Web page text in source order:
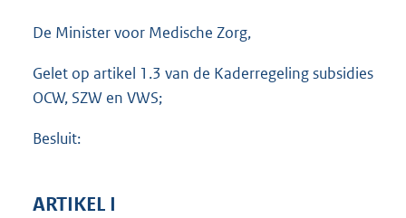
9
9
De Minister voor Medische Zorg,
Gelet op artikel 1.3 van de Kaderregeling subsidies
OCW, SZW en VWS;
Besluit:
ARTIKEL I